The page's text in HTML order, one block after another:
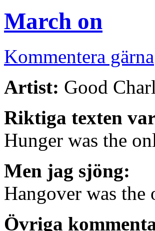
March on
Kommentera gärna
Artist: Good
Riktiga texten
Hunger was the
Men jag sjöng:
Hangover was
Övriga